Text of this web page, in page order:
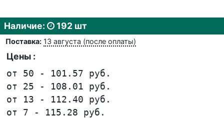
Наличие: 192 шт
Поставка: 13 августа (после оплаты)
Цены :
от 50 - 101.57 руб.
от 25 - 108.01 руб.
от 13 - 112.40 руб.
от 7 - 115.28 руб.